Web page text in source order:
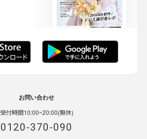
お問い合わせ
受付時間10:00~20:00(無休)
0120-370-090